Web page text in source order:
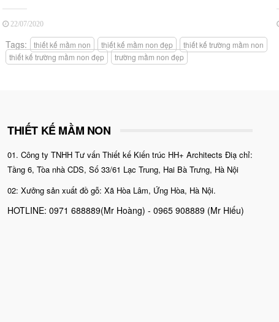
22/07/2020
Tags: thiết kế mầm non thiết kế mầm non đẹp
thiết kế trường mầm non
thiết kế trường mầm non đẹp
trường mầm non đẹp
THIẾT KẾ MẦM NON
01. Công ty TNHH Tư vấn Thiết kế Kiến trúc HH+ Architects Điạ chỉ:
Tầng 6, Tòa nhà CDS, Số 33/61 Lạc Trung, Hai Bà Trưng, Hà Nội
02: Xưởng sản xuất đồ gỗ: Xã Hòa Lâm, Ứng Hòa, Hà Nội.
HOTLINE: 0971 688889(Mr Hoàng) - 0965 908889 (Mr Hiếu)